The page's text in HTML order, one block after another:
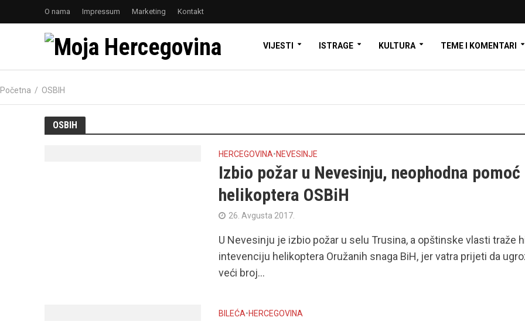
O nama Impressum Marketing Kontakt
VIJESTI ISTRAGE KULTURA TEME I KOMENTARI
Početna / OSBIH
OSBIH
HERCEGOVINA• NEVESINJE
Izbio požar u Nevesinju, neophodna pomoć
helikoptera OSBiH
26. Avgusta 2017.
U Nevesinju je izbio požar u selu Trusina, a opštinske vlasti traže
intevenciju helikoptera Oružanih snaga BiH, jer vatra prijeti da
veći broj...
BILEĆA• HERCEGOVINA